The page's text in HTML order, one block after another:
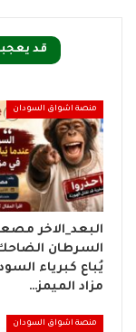
قد
منصة اشواق السودان
البعد_الاخر
السرطان
يُباع كبرياء
مزاد الميمز…
منصة اشواق السودان